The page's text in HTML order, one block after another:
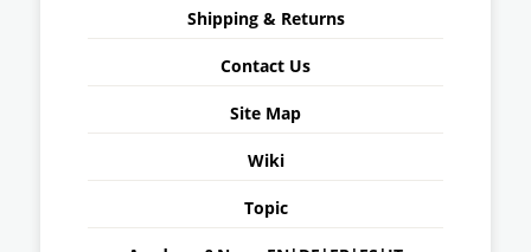
Shipping & Returns
Contact Us
Site Map
Wiki
Topic